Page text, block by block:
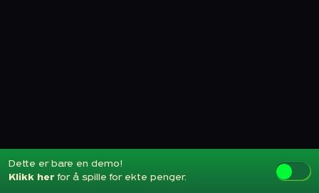
Dette er bare en demo!
Klikk her for å spille for ekte penger.